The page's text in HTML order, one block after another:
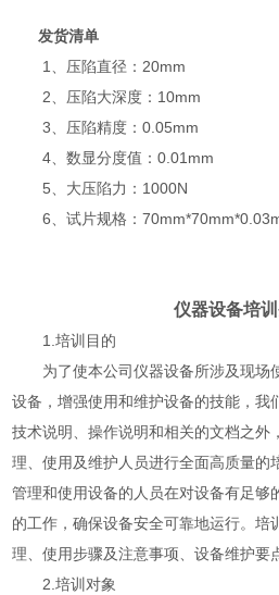
发货清单
1、压陷直径：20mm
2、压陷大深度：10mm
3、压陷精度：0.05mm
4、数显分度值：0.01mm
5、大压陷力：1000N
6、试片规格：
仪器设备培
1.培训目的
为了使本公司仪器设备所涉及现场
设备，增强使用和维护设备的技能，我
技术说明、操作说明和相关的文档之外
理、使用及维护人员进行全面高质量的
管理和使用设备的人员在对设备有足够
的工作，确保设备安全可靠地运行。培
理、使用步骤及注意事项、设备维护要
2.培训对象